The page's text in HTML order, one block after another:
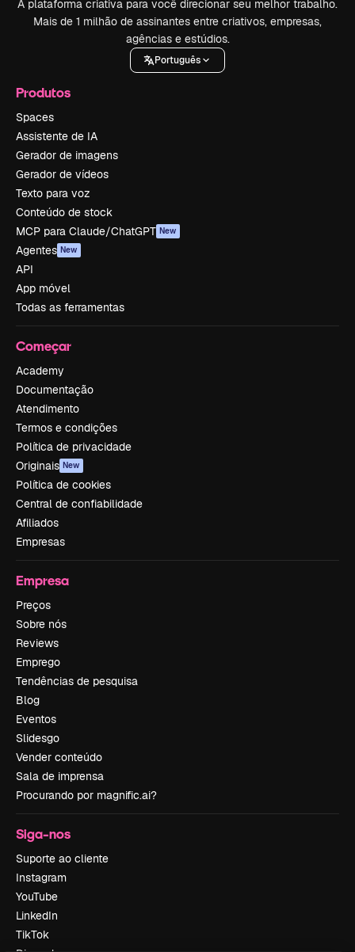
A plataforma criativa para você direcionar seu melhor trabalho.
Mais de 1 milhão de assinantes entre criativos, empresas,
agências e estúdios.
Português
Produtos
Spaces
Assistente de IA
Gerador de imagens
Gerador de vídeos
Texto para voz
Conteúdo de stock
MCP para Claude/ChatGPT New
Agentes New
API
App móvel
Todas as ferramentas
Começar
Academy
Documentação
Atendimento
Termos e condições
Política de privacidade
Originais New
Política de cookies
Central de confiabilidade
Afiliados
Empresas
Empresa
Preços
Sobre nós
Reviews
Emprego
Tendências de pesquisa
Blog
Eventos
Slidesgo
Vender conteúdo
Sala de imprensa
Procurando por magnific.ai?
Siga-nos
Suporte ao cliente
Instagram
YouTube
LinkedIn
TikTok